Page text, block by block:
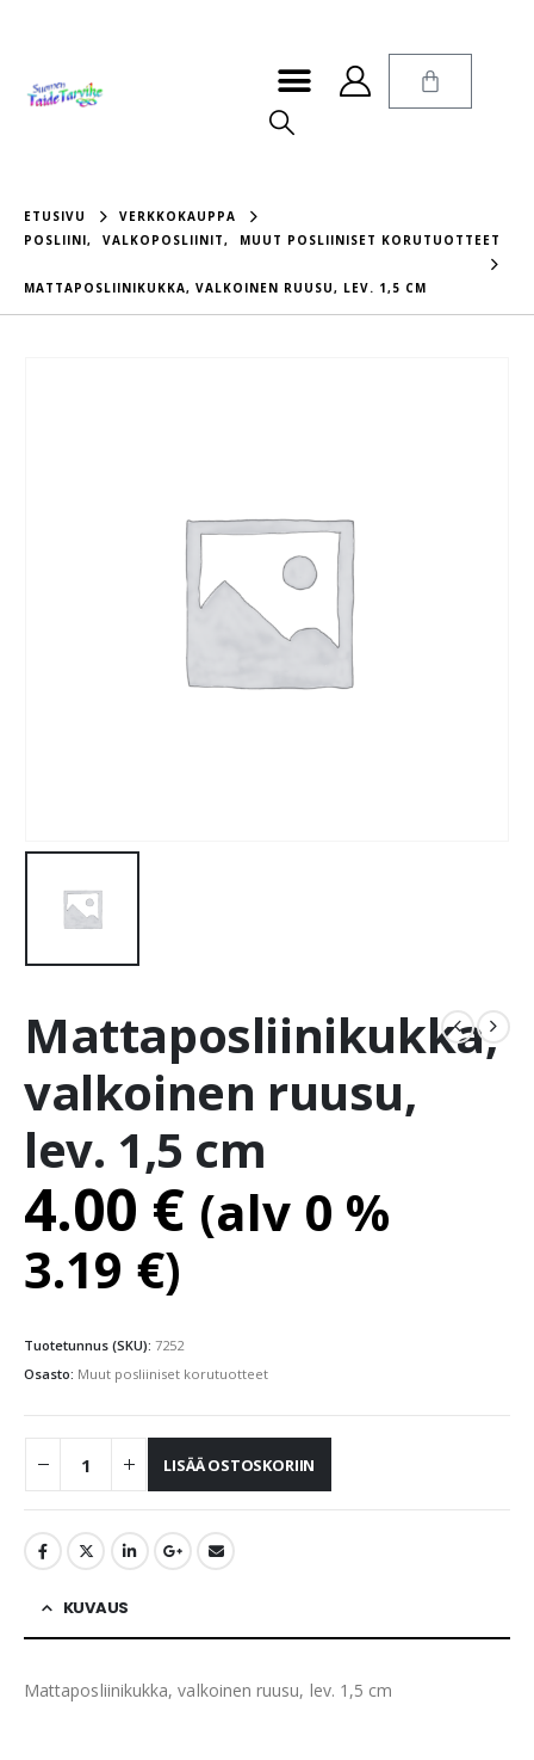
ETUSIVU
VERKKOKAUPPA
POSLIINI, VALKOPOSLIINIT, MUUT POSLIINISET KORUTUOTTEET
MATTAPOSLIINIKUKKA, VALKOINEN RUUSU, LEV. 1,5 CM
Mattaposliinikukka,
valkoinen ruusu,
lev. 1,5 cm
4.00 € (alv 0 %
3.19 €)
Tuotetunnus (SKU): 7252
Osasto: Muut posliiniset korutuotteet
LISÄÄ OSTOSKORIIN
KUVAUS
Mattaposliinikukka, valkoinen ruusu, lev. 1,5 cm